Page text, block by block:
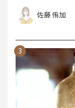
佐藤 侑加